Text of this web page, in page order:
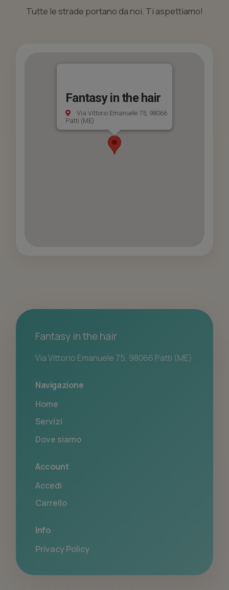
Tutte le strade portano da noi. Ti aspettiamo!
Fantasy in the hair
Via Vittorio Emanuele 75, 98066
Patti (ME)
Fantasy in the hair
Via Vittorio Emanuele 75, 98066 Patti (ME)
Navigazione
Home
Servizi
Dove siamo
Account
Accedi
Carrello
Info
Privacy Policy